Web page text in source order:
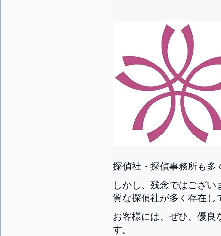
探偵社・探偵事務所も多
しかし、残念ではござ
質な探偵社が多く存在し
お客様には、ぜひ、優良
す。